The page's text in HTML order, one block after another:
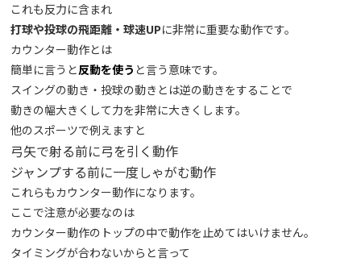
これも反力に含まれ
打球や投球の飛距離・球速UPに非常に重要な動作です。
カウンター動作とは
簡単に言うと反動を使う と言う意味です。
スイングの動き・投球の動きとは逆の動きをすることで
動きの幅大きくして力を非常に大きくします。
他のスポーツで例えますと
弓矢で射る前に弓を引く動作
ジャンプする前に一度しゃがむ動作
これらもカウンター動作になります。
ここで注意が必要なのは
カウンター動作のトップの中で動作を止めてはいけません。
タイミングが合わないからと言って